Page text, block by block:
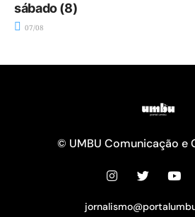
sábado (8)
07/08
© UMBU Comunicação e